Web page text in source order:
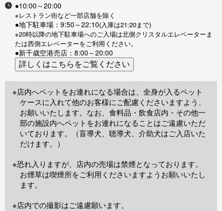
●10:00～20:00
※レストラン街など一部店舗を除く
●地下駐車場：9:50～22:10(入庫は21:20まで)
※20時以降の地下駐車場へのご入場は北側クリスタルエレベーターま
たは西側エレベーターをご利用ください。
●新千歳空港売店：8:00～20:00
※店内へペットをお連れになる場合は、全身が入るペット
ケースに入れて他のお客様にご配慮くださいますよう、
お願いいたします。なお、食料品・飲食店内・その他一
部の施設内へペットをお連れになることはご遠慮いただ
いております。（盲導犬、聴導犬、介助犬はご入店いた
だけます。）
※恐れ入りますが、店内の売場は禁煙となっております。
お煙草は喫煙所をご利用くださいますようお願いいたし
ます。
※店内での撮影はご遠慮願います。